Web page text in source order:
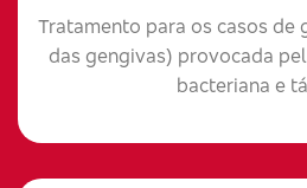
Tratamento para os casos de
das gengivas) provocada
bacteriana e